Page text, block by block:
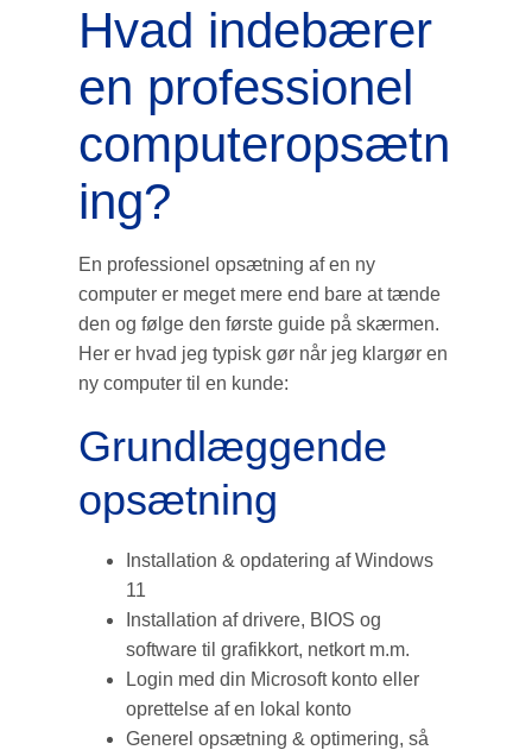
Hvad indebærer
en professionel
computeropsætn
ing?
En professionel opsætning af en ny
computer er meget mere end bare at tænde
den og følge den første guide på skærmen.
Her er hvad jeg typisk gør når jeg klargør en
ny computer til en kunde:
Grundlæggende
opsætning
Installation & opdatering af Windows
11
Installation af drivere, BIOS og
software til grafikkort, netkort m.m.
Login med din Microsoft konto eller
oprettelse af en lokal konto
Generel opsætning & optimering, så